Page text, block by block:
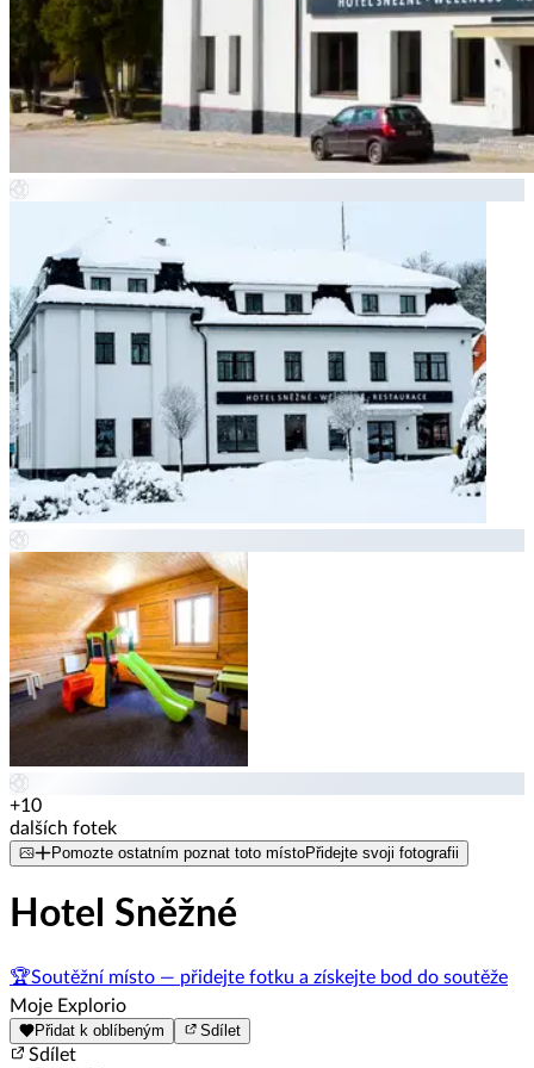
+10
dalších fotek
Pomozte ostatním poznat toto místoPřidejte svoji fotografii
Hotel Sněžné
🏆Soutěžní místo — přidejte fotku a získejte bod do soutěže
Moje Explorio
Přidat k oblíbeným Sdílet
Sdílet